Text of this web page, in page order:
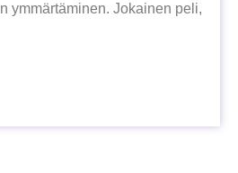
ymmärtäminen. Jokainen peli,